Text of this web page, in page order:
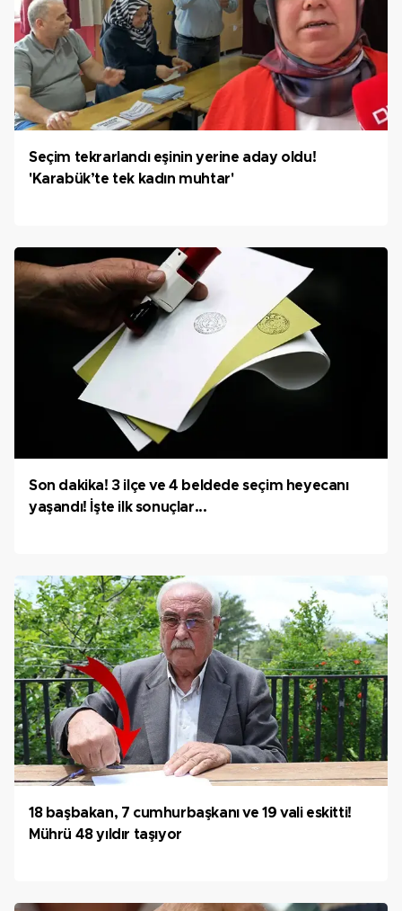
Seçim tekrarlandı eşinin yerine aday oldu!
'Karabük’te tek kadın muhtar'
Son dakika! 3 ilçe ve 4 beldede seçim heyecanı
yaşandı! İşte ilk sonuçlar...
18 başbakan, 7 cumhurbaşkanı ve 19 vali eskitti!
Mührü 48 yıldır taşıyor